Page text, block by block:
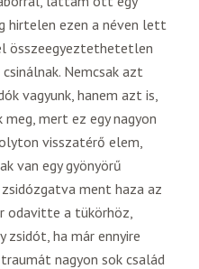
hirtelen ezen a néven lett
összeegyeztethetetlen
Nemcsak azt
vagyunk, hanem azt is,
mert ez egy nagyon
visszatérő elem,
van egy gyönyörű
ment haza az
odavitte a tükörhöz,
zsidót, ha már ennyire
nagyon sok család